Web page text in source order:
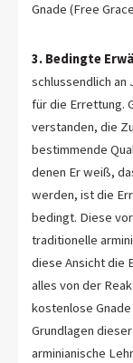
Gnade (Free
3. Bedingte
schlussendlich an
für die Errettung.
verstanden, die
bestimmende
denen Er weiß,
werden, ist die
bedingt. Diese
traditionelle
diese Ansicht die Erwählung völlig bedeutungslos macht, weil
alles von der
kostenlose
Grundlagen dieser Ansicht übernommen, während sie andere
arminianische